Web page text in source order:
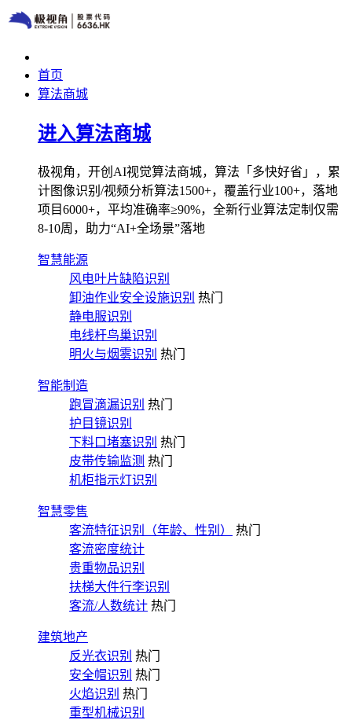
首页
算法商城
进入算法商城
极视角，开创AI视觉算法商城，算法「多快好省」，累
计图像识别/视频分析算法1500+，覆盖行业100+，落地
项目6000+，平均准确率≥90%，全新行业算法定制仅需
8-10周，助力“AI+全场景”落地
智慧能源
风电叶片缺陷识别
卸油作业安全设施识别 热门
静电服识别
电线杆鸟巢识别
明火与烟雾识别 热门
智能制造
跑冒滴漏识别 热门
护目镜识别
下料口堵塞识别 热门
皮带传输监测 热门
机柜指示灯识别
智慧零售
客流特征识别（年龄、性别）
热门
客流密度统计
贵重物品识别
扶梯大件行李识别
客流/人数统计 热门
建筑地产
反光衣识别 热门
安全帽识别 热门
火焰识别 热门
重型机械识别